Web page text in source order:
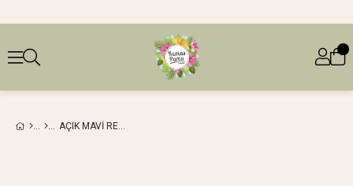
AÇIK MAVI RENKTE PLISELI JARSE (EN 120 CM X BOY 270 CM)